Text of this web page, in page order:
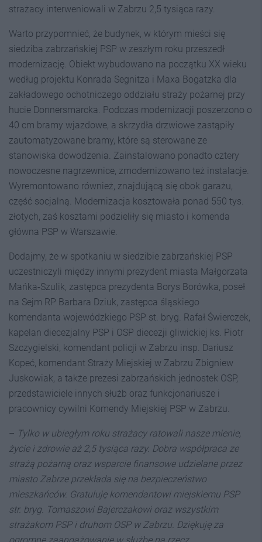
strażacy interweniowali w Zabrzu 2,5 tysiąca razy.
Warto przypomnieć, że budynek, w którym mieści się
siedziba zabrzańskiej PSP w zeszłym roku przeszedł
modernizację. Obiekt wybudowano na początku XX wieku
według projektu Konrada Segnitza i Maxa Bogatzka dla
zakładowego ochotniczego oddziału straży pożarnej przy
hucie Donnersmarcka. Podczas modernizacji poszerzono o
40 cm bramy wjazdowe, a skrzydła drzwiowe zastąpiły
zautomatyzowane bramy, które są sterowane ze
stanowiska dowodzenia. Zainstalowano ponadto cztery
nowoczesne nagrzewnice, zmodernizowano też instalacje.
Wyremontowano również, znajdującą się obok garażu,
część socjalną. Modernizacja kosztowała ponad 550 tys.
złotych, zaś kosztami podzieliły się miasto i komenda
główna PSP w Warszawie.
Dodajmy, że w spotkaniu w siedzibie zabrzańskiej PSP
uczestniczyli między innymi prezydent miasta Małgorzata
Mańka-Szulik, zastępca prezydenta Borys Borówka, poseł
na Sejm RP Barbara Dziuk, zastępca śląskiego
komendanta wojewódzkiego PSP st. bryg. Rafał Świerczek,
kapelan diecezjalny PSP i OSP diecezji gliwickiej ks. Piotr
Szczygielski, komendant policji w Zabrzu insp. Dariusz
Kopeć, komendant Straży Miejskiej w Zabrzu Zbigniew
Juskowiak, a także prezesi zabrzańskich jednostek OSP,
przedstawiciele innych służb oraz funkcjonariusze i
pracownicy cywilni Komendy Miejskiej PSP w Zabrzu.
– Tylko w ubiegłym roku strażacy ratowali nasze mienie,
życie i zdrowie aż 2,5 tysiąca razy. Dobra współpraca ze
strażą pożarną oraz wsparcie finansowe udzielane przez
miasto Zabrze przekłada się na bezpieczeństwo
mieszkańców. Gratuluję komendantowi miejskiemu PSP
str. bryg. Tomaszowi Bajerczakowi oraz wszystkim
strażakom PSP i druhom OSP w Zabrzu. Dziękuję za
ogromne zaangażowanie w służbę na rzecz